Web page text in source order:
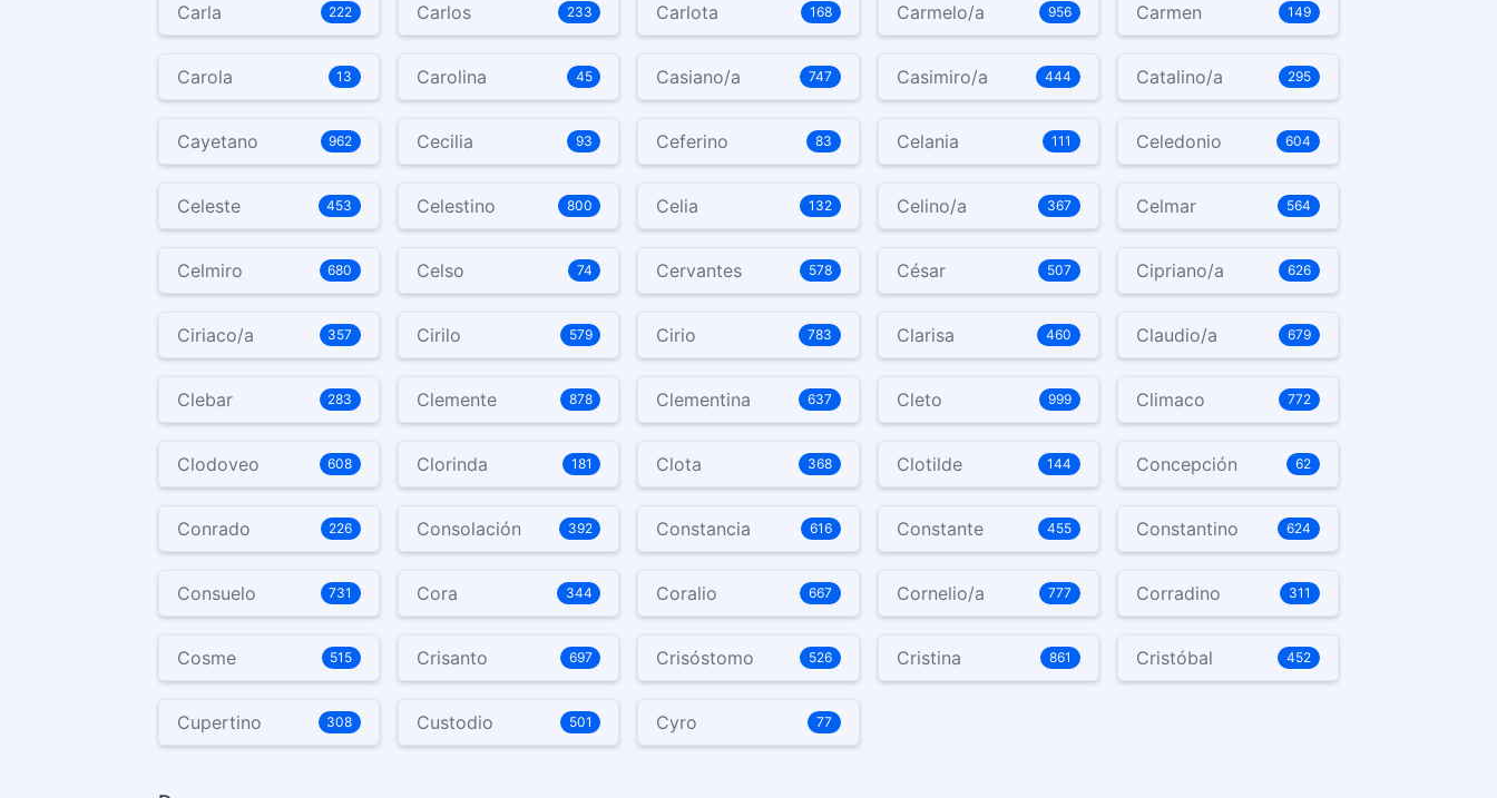
Carla 222 Carlos 233 Carlota 168 Carmelo/a 956 Carmen 149
Carola 13 Carolina 45 Casiano/a 747 Casimiro/a 444 Catalino/a 295
Cayetano 962 Cecilia 93 Ceferino 83 Celania 111 Celedonio 604
Celeste 453 Celestino 800 Celia 132 Celino/a 367 Celmar 564
Celmiro 680 Celso 74 Cervantes 578 César 507 Cipriano/a 626
Ciriaco/a 357 Cirilo 579 Cirio 783 Clarisa 460 Claudio/a 679
Clebar 283 Clemente 878 Clementina 637 Cleto 999 Climaco 772
Clodoveo 608 Clorinda 181 Clota 368 Clotilde 144 Concepción 62
Conrado 226 Consolación 392 Constancia 616 Constante 455 Constantino 624
Consuelo 731 Cora 344 Coralio 667 Cornelio/a 777 Corradino 311
Cosme 515 Crisanto 697 Crisóstomo 526 Cristina 861 Cristóbal 452
Cupertino 308 Custodio 501 Cyro 77